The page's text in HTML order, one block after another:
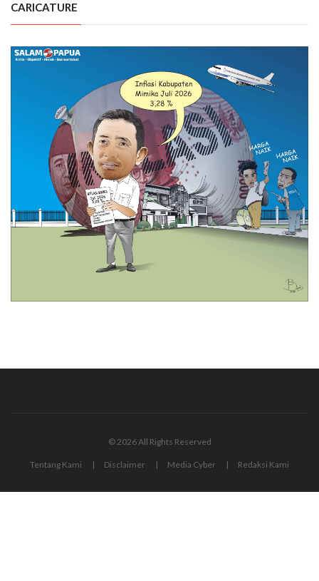
CARICATURE
© 2026 All Rights Reserved
Tentang Kami Disclaimer Media Cyber Redaksi Kami